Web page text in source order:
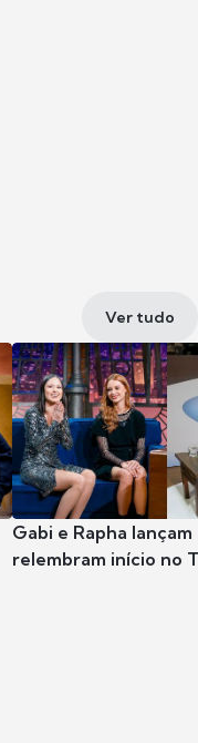
Ver tudo
Gabi e Rapha
relembram início no